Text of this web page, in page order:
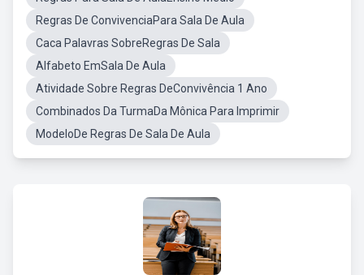
Regras De ConvivenciaPara Sala De Aula
Caca Palavras SobreRegras De Sala
Alfabeto EmSala De Aula
Atividade Sobre Regras DeConvivência 1 Ano
Combinados Da TurmaDa Mônica Para Imprimir
ModeloDe Regras De Sala De Aula